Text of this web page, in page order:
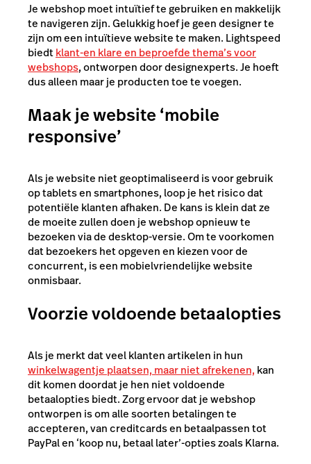
Je webshop moet intuïtief te gebruiken en makkelijk
te navigeren zijn. Gelukkig hoef je geen designer te
zijn om een intuïtieve website te maken. Lightspeed
biedtklant-en klare en beproefde thema’s voor
webshops, ontworpen door designexperts. Je hoeft
dus alleen maar je producten toe te voegen.
Maak je website ‘mobile
responsive’
Als je website niet geoptimaliseerd is voor gebruik
op tablets en smartphones, loop je het risico dat
potentiële klanten afhaken. De kans is klein dat ze
de moeite zullen doen je webshop opnieuw te
bezoeken via de desktop-versie. Om te voorkomen
dat bezoekers het opgeven en kiezen voor de
concurrent, is een mobielvriendelijke website
onmisbaar.
Voorzie voldoende betaalopties
Als je merkt dat veel klanten artikelen in hun
winkelwagentje plaatsen, maar niet afrekenen, kan
dit komen doordat je hen niet voldoende
betaalopties biedt. Zorg ervoor dat je webshop
ontworpen is om alle soorten betalingen te
accepteren, van creditcards en betaalpassen tot
PayPal en ‘koop nu, betaal later’-opties zoals Klarna.